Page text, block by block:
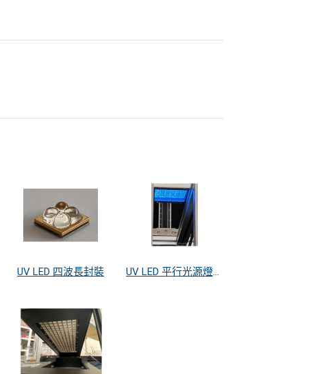
UV LED 四波長封裝 UV LED 平行光源燈箱